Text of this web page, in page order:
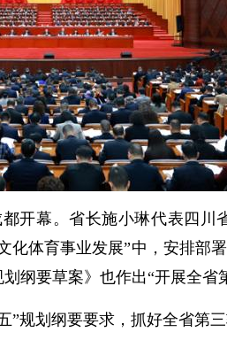
幕。省长施小琳代表四川
体育事业发展”中，安排部
纲要草案》也作出“开展全省
划纲要要求，抓好全省第